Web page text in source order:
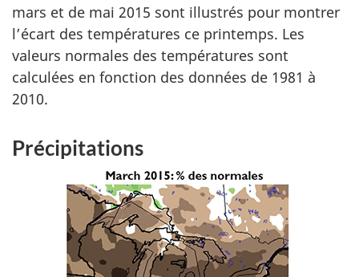
mars et de mai 2015 sont illustrés pour montrer
l’écart des températures ce printemps. Les
valeurs normales des températures sont
calculées en fonction des données de 1981 à
2010.
Précipitations